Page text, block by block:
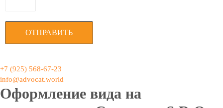
ОТПРАВИТЬ
+7 (925) 568-67-23
info@advocat.world
Оформление вида на